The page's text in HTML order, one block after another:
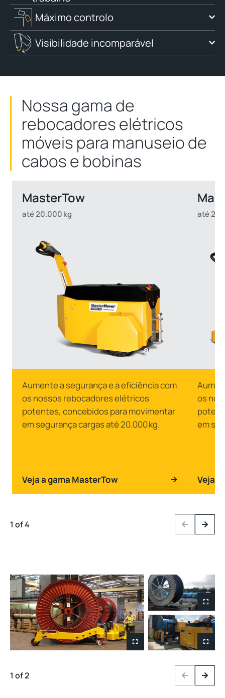
Máximo controlo
Visibilidade incomparável
Nossa gama de
rebocadores elétricos
móveis para manuseio de
cabos e bobinas
MasterTow
até 20.000 kg
Aumente a segurança e a eficiência com
os nossos rebocadores elétricos
potentes, concebidos para movimentar
em segurança cargas até 20.000 kg.
Veja a gama MasterTow
até
os
em
Veja a
1 of 4 PreviousNext
1 of 2 PreviousNext